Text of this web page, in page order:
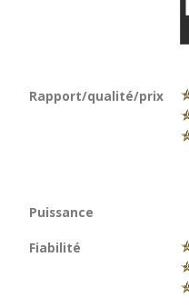
Rapport/qualité/prix
Puissance
Fiabilité